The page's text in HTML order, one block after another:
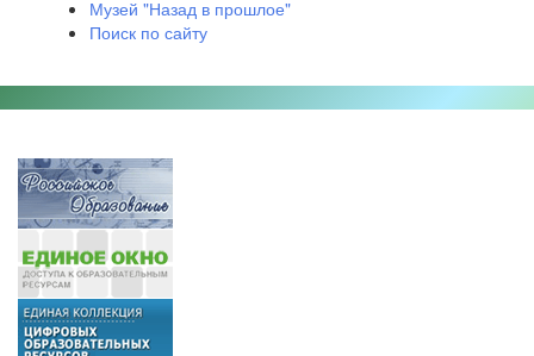
Музей "Назад в прошлое"
Поиск по сайту